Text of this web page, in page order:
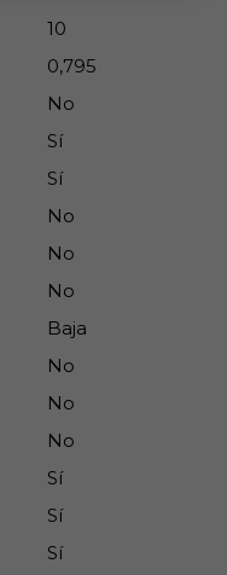
10
0,795
No
Sí
Sí
No
No
No
Baja
No
No
No
Sí
Sí
Sí